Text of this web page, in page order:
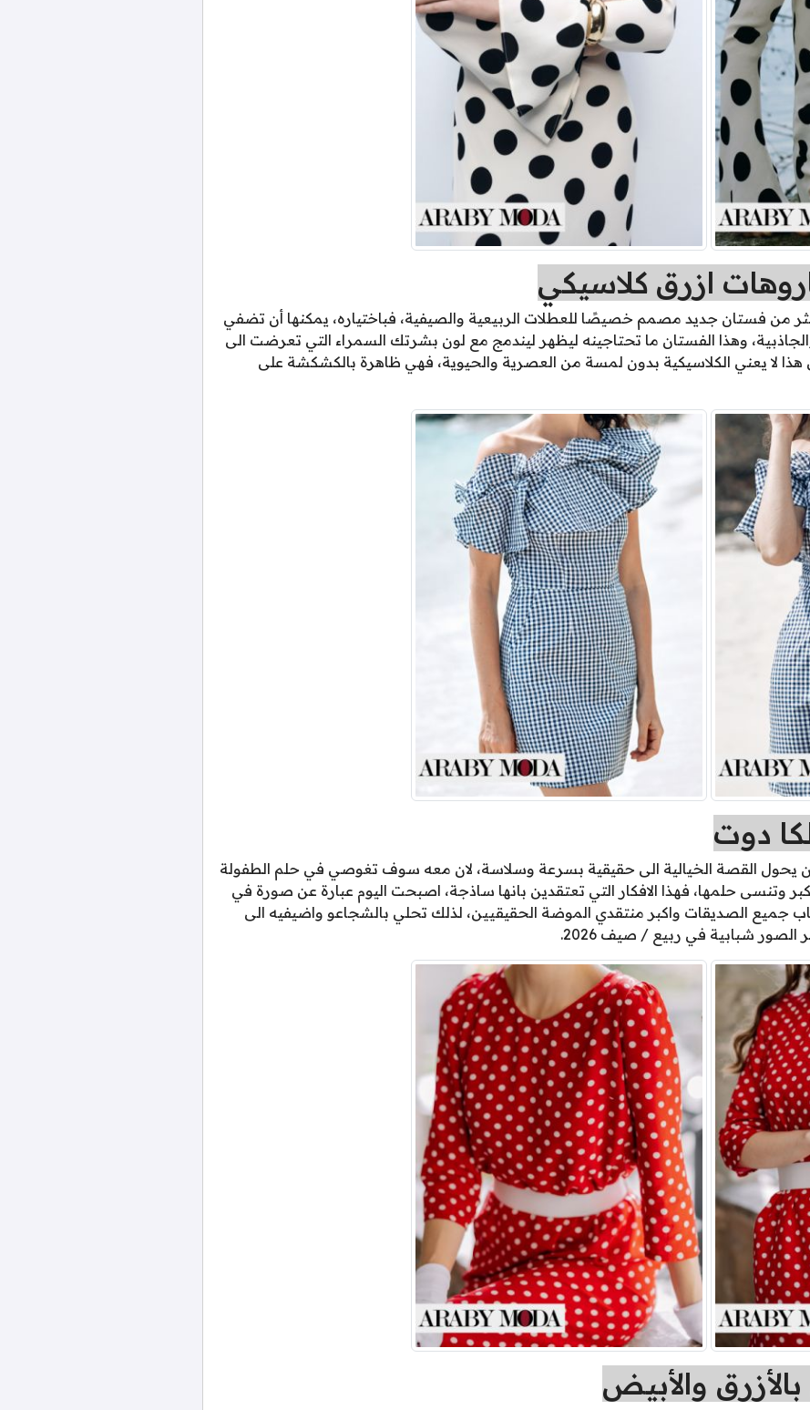
ازرق كلاسيكي
من فستان جديد مصمم خصيصًا للعطلات الربيعية والصيفية، فباختياره، يمكنها أن تضفي
وهذا الفستان ما تحتاجينه ليظهر ليندمج مع لون بشرتك السمراء التي تعرضت الى
لا يعني الكلاسيكية بدون لمسة من العصرية والحيوية، فهي ظاهرة بالكشكشة على
دوت
ان يحول القصة الخيالية الى حقيقية بسرعة وسلاسة، لان معه سوف تغوصي في حلم الطفولة
وتنسى حلمها، فهذا الافكار التي تعتقدين بانها ساذجة، اصبحت اليوم عبارة عن صورة في
جميع الصديقات واكبر منتقدي الموضة الحقيقيين، لذلك تحلي بالشجاعو واضيفيه الى
شبابية في ربيع / صيف 2026.
والأبيض